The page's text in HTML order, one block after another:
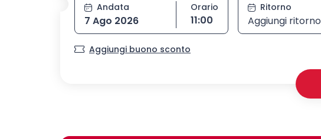
Andata
7 Ago 2026
Orario
Seleziona orario
11:00
Ritorno
Aggiungi ritorno
Aggiungi buono sconto